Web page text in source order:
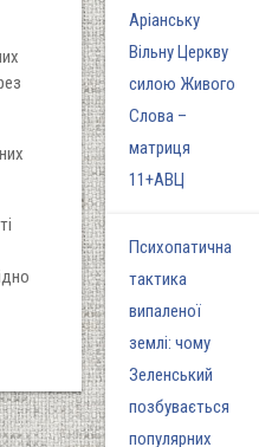
Аріанську
Вільну Церкву
силою Живого
Слова –
матриця
11+АВЦ
Психопатична
тактика
випаленої
землі: чому
Зеленський
позбувається
популярних